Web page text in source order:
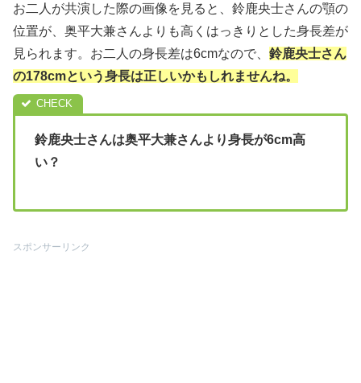
お二人が共演した際の画像を見ると、鈴鹿央士さんの顎の
位置が、奥平大兼さんよりも高くはっきりとした身長差が
見られます。お二人の身長差は6cmなので、 鈴鹿央士さん
の178cmという身長は正しいかもしれませんね。
鈴鹿央士さんは奥平大兼さんより身長が6cm高
い？
スポンサーリンク